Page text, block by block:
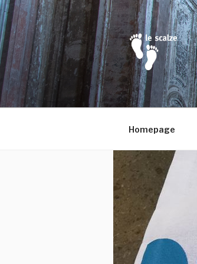
Salta
al
contenuto
Homepage